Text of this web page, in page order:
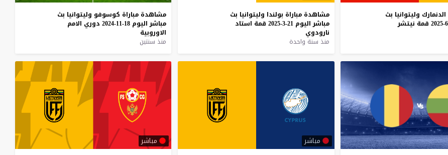
الدنمارك وليتوانيا بث
قمة نيتشر
مشاهدة مباراة بولندا وليتوانيا بث
مباشر اليوم 21-3-2025 قمة استاد
نارودوي
منذ سنة واحدة
مشاهدة مباراة كوسوفو وليتوانيا بث
مباشر اليوم 18-11-2024 دوري الامم
الاوروبية
منذ سنتين
مباشر مباشر